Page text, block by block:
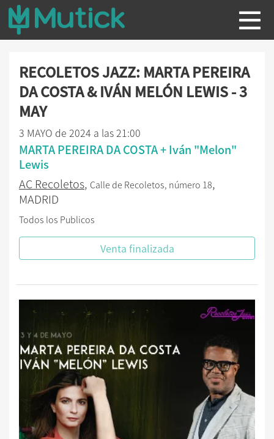
RECOLETOS JAZZ: MARTA PEREIRA
DA COSTA & IVÁN MELÓN LEWIS - 3
MAY
3 MAYO de 2024 a las 21:00
MARTA PEREIRA DA COSTA + Iván "Melon"
Lewis
AC Recoletos, Calle de Recoletos, número 18,
MADRID
Todos los Publicos
Venta finalizada